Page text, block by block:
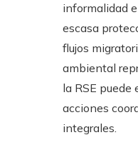
informalidad
escasa
flujos
ambiental
la RSE
acciones
integrales.